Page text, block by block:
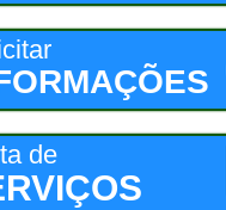
de